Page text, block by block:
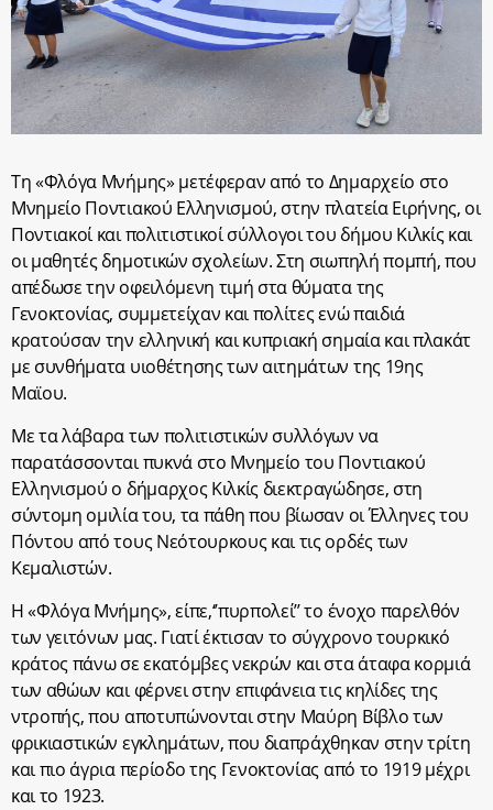
Τη «Φλόγα Μνήμης» μετέφεραν από το Δημαρχείο στο
Μνημείο Ποντιακού Ελληνισμού, στην πλατεία Ειρήνης, οι
Ποντιακοί και πολιτιστικοί σύλλογοι του δήμου Κιλκίς και
οι μαθητές δημοτικών σχολείων. Στη σιωπηλή πομπή, που
απέδωσε την οφειλόμενη τιμή στα θύματα της
Γενοκτονίας, συμμετείχαν και πολίτες ενώ παιδιά
κρατούσαν την ελληνική και κυπριακή σημαία και πλακάτ
με συνθήματα υιοθέτησης των αιτημάτων της 19ης
Μαϊου.
Με τα λάβαρα των πολιτιστικών συλλόγων να
παρατάσσονται πυκνά στο Μνημείο του Ποντιακού
Ελληνισμού ο δήμαρχος Κιλκίς διεκτραγώδησε, στη
σύντομη ομιλία του, τα πάθη που βίωσαν οι Έλληνες του
Πόντου από τους Νεότουρκους και τις ορδές των
Κεμαλιστών.
Η «Φλόγα Μνήμης», είπε,‘’πυρπολεί’’ το ένοχο παρελθόν
των γειτόνων μας. Γιατί έκτισαν το σύγχρονο τουρκικό
κράτος πάνω σε εκατόμβες νεκρών και στα άταφα κορμιά
των αθώων και φέρνει στην επιφάνεια τις κηλίδες της
ντροπής, που αποτυπώνονται στην Μαύρη Βίβλο των
φρικιαστικών εγκλημάτων, που διαπράχθηκαν στην τρίτη
και πιο άγρια περίοδο της Γενοκτονίας από το 1919 μέχρι
και το 1923.